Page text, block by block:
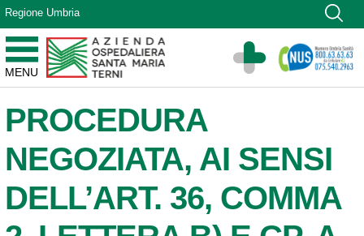
Vai ai contenuti
Vai al menu di navigazione
Vai al footer
Regione Umbria
MENU
Azienda Ospedaliera Santa Maria di Terni
Sito Istituzionale
PROCEDURA
NEGOZIATA, AI SENSI
DELL’ART. 36, COMMA